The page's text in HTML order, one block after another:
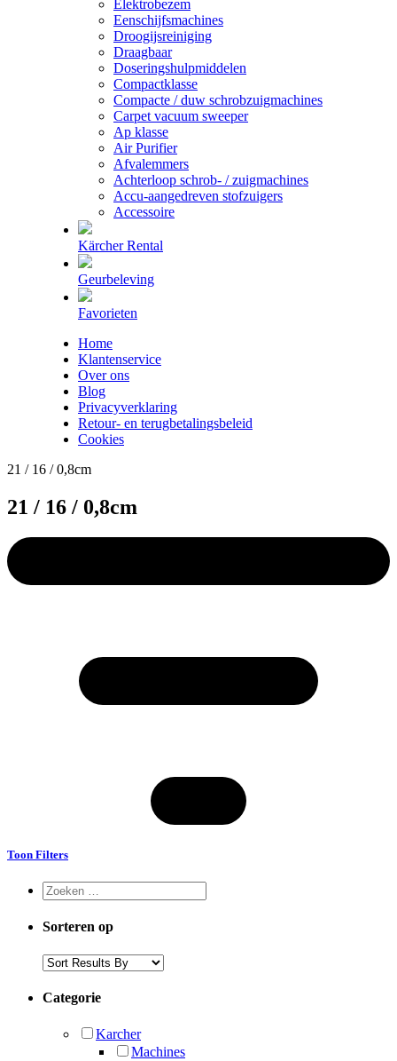
Elektrobezem
Eenschijfsmachines
Droogijsreiniging
Draagbaar
Doseringshulpmiddelen
Compactklasse
Compacte / duw schrobzuigmachines
Carpet vacuum sweeper
Ap klasse
Air Purifier
Afvalemmers
Achterloop schrob- / zuigmachines
Accu-aangedreven stofzuigers
Accessoire
Kärcher Rental
Geurbeleving
Favorieten
Home
Klantenservice
Over ons
Blog
Privacyverklaring
Retour- en terugbetalingsbeleid
Cookies
21 / 16 / 0,8cm
21 / 16 / 0,8cm
Toon Filters
Sorteren op
Categorie
Karcher
Machines